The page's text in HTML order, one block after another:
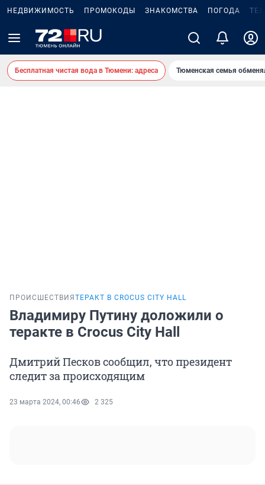
НЕДВИЖИМОСТЬ ПРОМОКОДЫ ЗНАКОМСТВА ПОГОДА
Бесплатная чистая вода в Тюмени: адреса Тюменская семья
ПРОИСШЕСТВИЯ ТЕРАКТ В CROCUS CITY HALL
Владимиру Путину доложили о
теракте в Crocus City Hall
Дмитрий Песков сообщил, что президент
следит за происходящим
23 марта 2024, 00:46 2 325